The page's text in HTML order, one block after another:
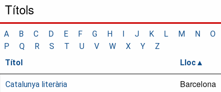
Títols
A B C D E F G H I J K L M N
O
P
Q R S T U V W X Y
Z
Títol
Lloc
Catalunya literària Barcelona